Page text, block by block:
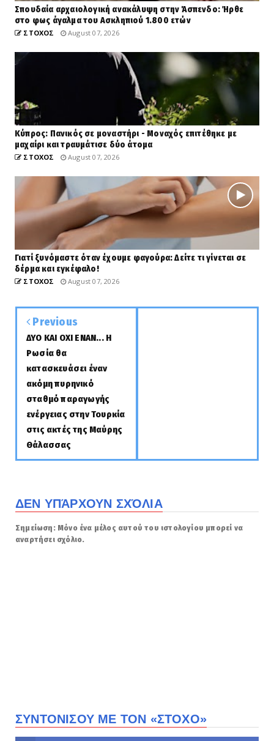
Σπουδαία αρχαιολογική ανακάλυψη στην Άσπενδο: Ήρθε
στο φως άγαλμα του Ασκληπιού 1.800 ετών
ΣΤΟΧΟΣ August 07, 2026
Κύπρος: Πανικός σε μοναστήρι - Μοναχός επιτέθηκε με
μαχαίρι και τραυμάτισε δύο άτομα
ΣΤΟΧΟΣ August 07, 2026
Γιατί ξυνόμαστε όταν έχουμε φαγούρα: Δείτε τι γίνεται σε
δέρμα και εγκέφαλο!
ΣΤΟΧΟΣ August 07, 2026
Previous
ΔΥΟ ΚΑΙ ΟΧΙ ΕΝΑΝ... Η
Ρωσία θα
κατασκευάσει έναν
ακόμη πυρηνικό
σταθμό παραγωγής
ενέργειας στην Τουρκία
στις ακτές της Μαύρης
Θάλασσας
ΔΕΝ ΥΠΆΡΧΟΥΝ ΣΧΌΛΙΑ
Σημείωση: Μόνο ένα μέλος αυτού του ιστολογίου μπορεί να
αναρτήσει σχόλιο.
ΣΥΝΤΟΝΙΣΟΥ ΜΕ ΤΟΝ «ΣΤΟΧΟ»